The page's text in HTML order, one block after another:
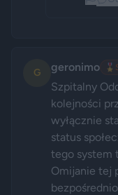
G geronimo 🎖️
Szpitalny
kolejności
wyłącznie
status
tego system
Omijanie tej